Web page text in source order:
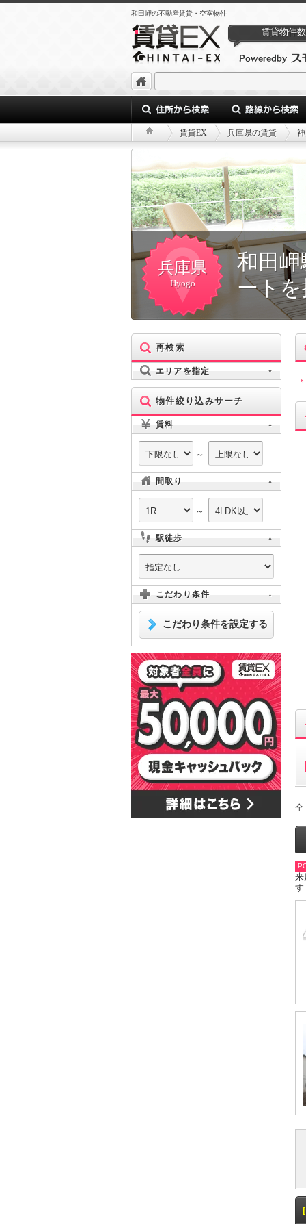
和田岬の不動産賃貸・空室物件
賃貸物件数
賃貸EX 兵庫県の賃貸
兵庫県
Hyogo
和田
ート
再検索
エリアを指定
物件絞り込みサーチ
賃料
～
間取り
～
駅徒歩
こだわり条件
こだわり条件を設定する
全
来
す